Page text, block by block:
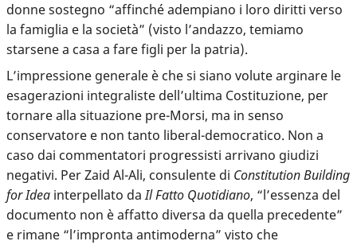
donne sostegno “affinché adempiano i loro diritti verso
la famiglia e la società” (visto l’andazzo, temiamo
starsene a casa a fare figli per la patria).
L’impressione generale è che si siano volute arginare le
esagerazioni integraliste dell’ultima Costituzione, per
tornare alla situazione pre-Morsi, ma in senso
conservatore e non tanto liberal-democratico. Non a
caso dai commentatori progressisti arrivano giudizi
negativi. Per Zaid Al-Ali, consulente di Constitution Building
for Idea interpellato daIl Fatto Quotidiano, “l’essenza del
documento non è affatto diversa da quella precedente”
e rimane “l’impronta antimoderna” visto che